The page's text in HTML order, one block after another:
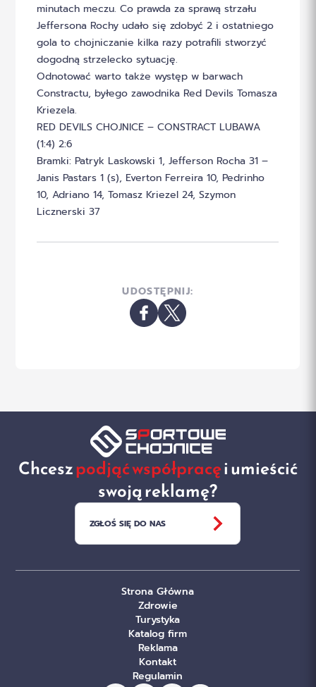
minutach meczu. Co prawda za sprawą strzału
Jeffersona Rochy udało się zdobyć 2 i ostatniego
gola to chojniczanie kilka razy potrafili stworzyć
dogodną strzelecko sytuację.
Odnotować warto także występ w barwach
Constractu, byłego zawodnika Red Devils Tomasza
Kriezela.
RED DEVILS CHOJNICE – CONSTRACT LUBAWA
(1:4) 2:6
Bramki: Patryk Laskowski 1, Jefferson Rocha 31 –
Janis Pastars 1 (s), Everton Ferreira 10, Pedrinho
10, Adriano 14, Tomasz Kriezel 24, Szymon
Licznerski 37
UDOSTĘPNIJ:
Chceszpodjąć współpracęi umieścić
swoją reklamę?
ZGŁOŚ SIĘ DO NAS
Strona Główna
Zdrowie
Turystyka
Katalog firm
Reklama
Kontakt
Regulamin